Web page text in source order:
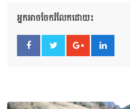
អ្នកអាចចែករំលែកដោយ៖